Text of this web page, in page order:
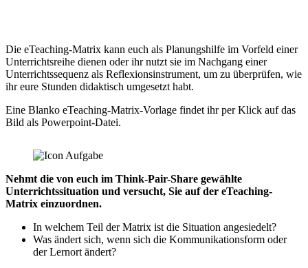
Die eTeaching-Matrix kann euch als Planungshilfe im Vorfeld einer
Unterrichtsreihe dienen oder ihr nutzt sie im Nachgang einer
Unterrichtssequenz als Reflexionsinstrument, um zu überprüfen, wie
ihr eure Stunden didaktisch umgesetzt habt.
Eine Blanko eTeaching-Matrix-Vorlage findet ihr per Klick auf das
Bild als Powerpoint-Datei.
Nehmt die von euch im Think-Pair-Share gewählte
Unterrichtssituation und versucht, Sie auf der eTeaching-
Matrix einzuordnen.
In welchem Teil der Matrix ist die Situation angesiedelt?
Was ändert sich, wenn sich die Kommunikationsform oder
der Lernort ändert?